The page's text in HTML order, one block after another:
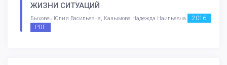
ЖИЗНИ СИТУАЦИЙ
Быховец Юлия Васильевна, Казымова Надежда Наильевна
2016
PDF